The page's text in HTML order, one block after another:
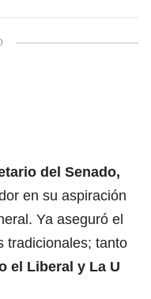
del Senado,
en su aspiración
Ya aseguró el
tradicionales; tanto
el Liberal y La U